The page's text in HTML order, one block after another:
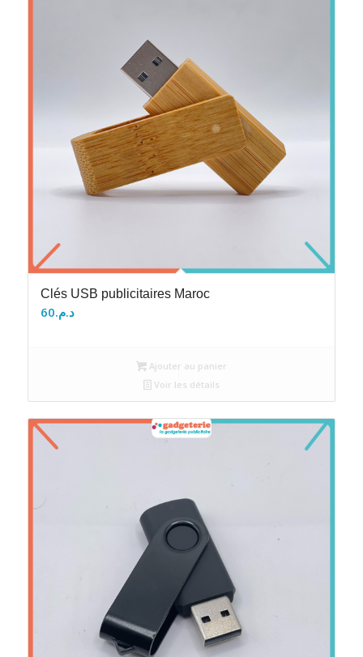
Clés USB publicitaires Maroc
د.م.60
Ajouter au panier
Voir les détails